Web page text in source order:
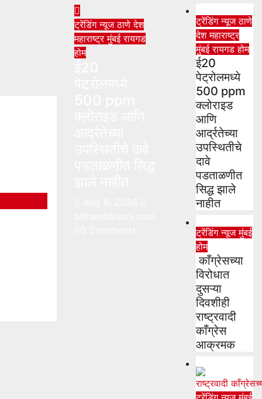
ट्रेंडिंग न्यूजठाणेदेश
महाराष्ट्रमुंबईरायगड
होम
ट्रेंडिंग न्यूजठाणे
देशमहाराष्ट्र
मुंबईरायगडहोम
ई20
पेट्रोलमध्ये
500 ppm
क्लोराइड
आणि
आर्द्रतेच्या
उपस्थितीचे
दावे
पडताळणीत
सिद्ध झाले
नाहीत
ट्रेंडिंग न्यूजमुंबई
होम
काँग्रेसच्या
विरोधात
दुसऱ्या
दिवशीही
राष्ट्रवादी
काँग्रेस
आक्रमक